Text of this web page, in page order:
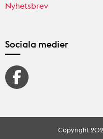
Nyhetsbrev
Sociala medier
Copyright